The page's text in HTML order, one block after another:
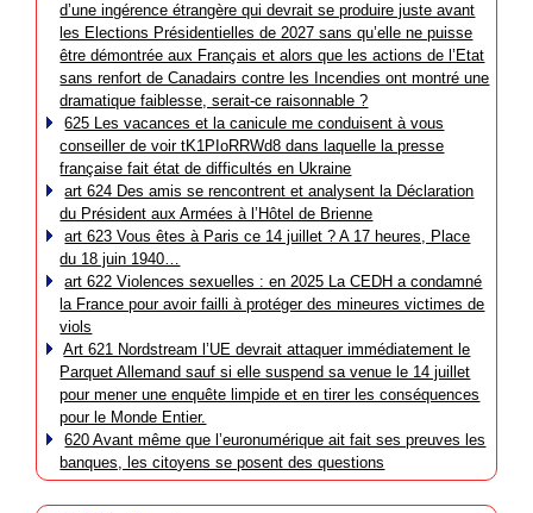
d’une ingérence étrangère qui devrait se produire juste avant
les Elections Présidentielles de 2027 sans qu’elle ne puisse
être démontrée aux Français et alors que les actions de l’Etat
sans renfort de Canadairs contre les Incendies ont montré une
dramatique faiblesse, serait-ce raisonnable ?
625 Les vacances et la canicule me conduisent à vous
conseiller de voir tK1PIoRRWd8 dans laquelle la presse
française fait état de difficultés en Ukraine
art 624 Des amis se rencontrent et analysent la Déclaration
du Président aux Armées à l’Hôtel de Brienne
art 623 Vous êtes à Paris ce 14 juillet ? A 17 heures, Place
du 18 juin 1940…
art 622 Violences sexuelles : en 2025 La CEDH a condamné
la France pour avoir failli à protéger des mineures victimes de
viols
Art 621 Nordstream l’UE devrait attaquer immédiatement le
Parquet Allemand sauf si elle suspend sa venue le 14 juillet
pour mener une enquête limpide et en tirer les conséquences
pour le Monde Entier.
620 Avant même que l’euronumérique ait fait ses preuves les
banques, les citoyens se posent des questions